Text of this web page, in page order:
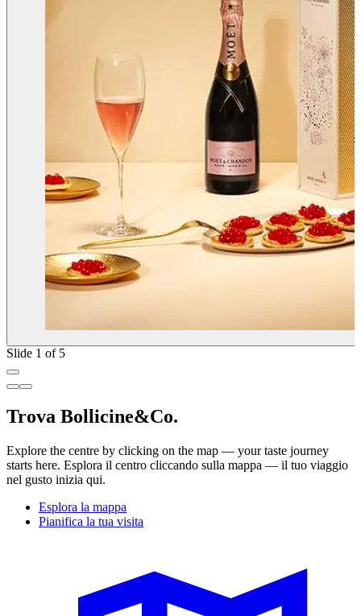
Slide 1 of 5
Trova Bollicine&Co.
Explore the centre by clicking on the map — your taste journey
starts here. Esplora il centro cliccando sulla mappa — il tuo viaggio
nel gusto inizia qui.
Esplora la mappa
Pianifica la tua visita